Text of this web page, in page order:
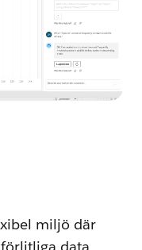
miljö där
data.